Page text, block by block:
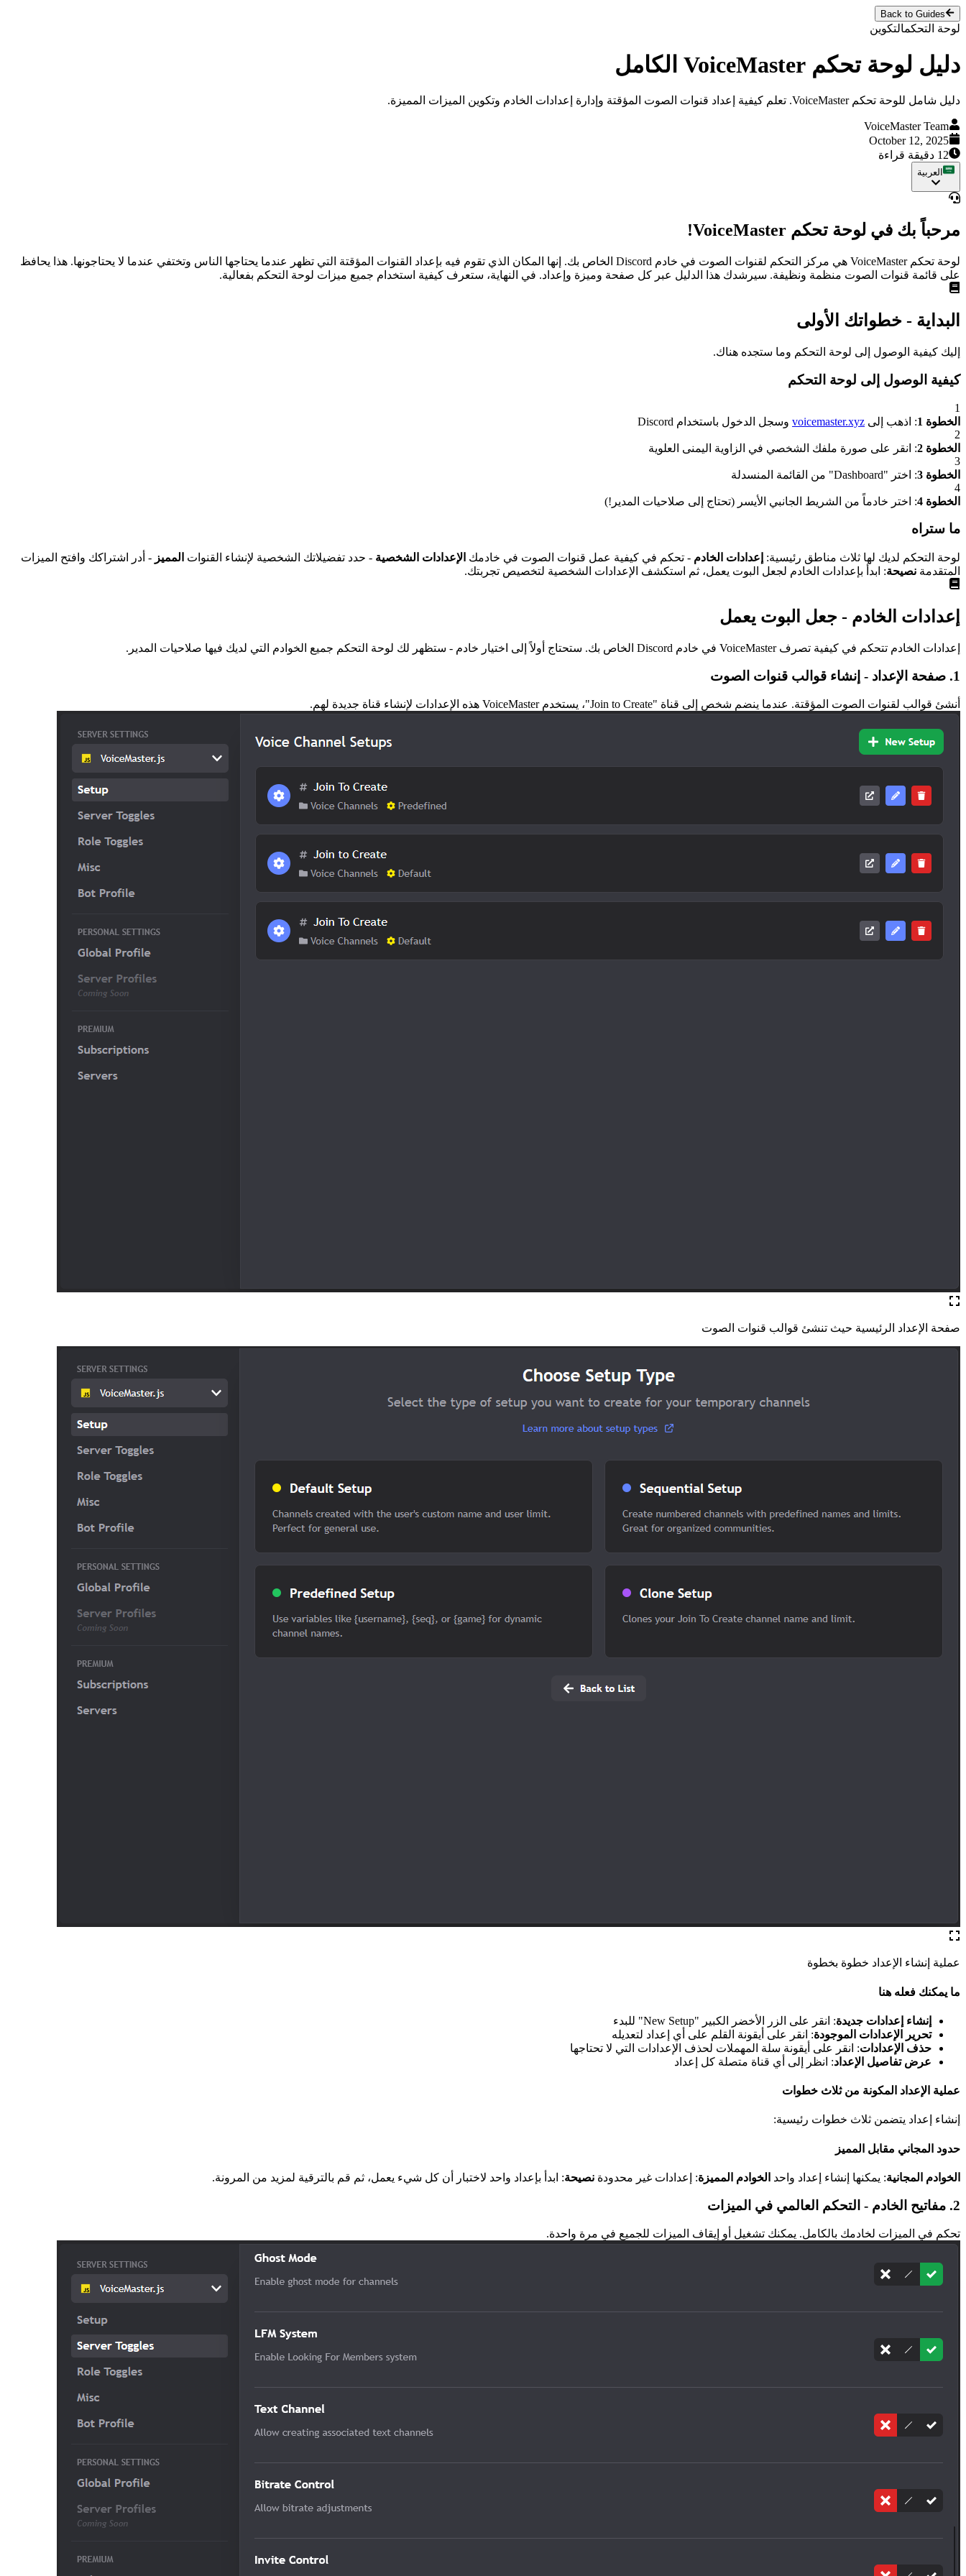
Back to Guides
لوحة التحكمالتكوين
دليل لوحة تحكم VoiceMaster الكامل
دليل شامل للوحة تحكم VoiceMaster. تعلم كيفية إعداد قنوات الصوت المؤقتة وإدارة إعدادات الخادم وتكوين الميزات المميزة.
VoiceMaster Team
October 12, 2025
12 دقيقة قراءة
العربية
مرحباً بك في لوحة تحكم VoiceMaster!
لوحة تحكم VoiceMaster هي مركز التحكم لقنوات الصوت في خادم Discord الخاص بك. إنها المكان الذي تقوم فيه بإعداد القنوات المؤقتة التي تظهر عندما يحتاجها الناس وتختفي عندما لا يحتاجونها. هذا يحافظ
على قائمة قنوات الصوت منظمة ونظيفة. سيرشدك هذا الدليل عبر كل صفحة وميزة وإعداد. في النهاية، ستعرف كيفية استخدام جميع ميزات لوحة التحكم بفعالية.
البداية - خطواتك الأولى
إليك كيفية الوصول إلى لوحة التحكم وما ستجده هناك.
كيفية الوصول إلى لوحة التحكم
1
الخطوة 1
: اذهب إلى voicemaster.xyz وسجل الدخول باستخدام Discord
2
الخطوة 2
: انقر على صورة ملفك الشخصي في الزاوية اليمنى العلوية
3
الخطوة 3
: اختر "Dashboard" من القائمة المنسدلة
4
الخطوة 4
: اختر خادماً من الشريط الجانبي الأيسر (تحتاج إلى صلاحيات المدير!)
ما ستراه
لوحة التحكم لديك لها ثلاث مناطق رئيسية: إعدادات الخادم - تحكم في كيفية عمل قنوات الصوت في خادمك الإعدادات الشخصية - حدد تفضيلاتك الشخصية لإنشاء القنوات المميز - أدر اشتراكك وافتح الميزات
المتقدمة نصيحة: ابدأ بإعدادات الخادم لجعل البوت يعمل، ثم استكشف الإعدادات الشخصية لتخصيص تجربتك.
إعدادات الخادم - جعل البوت يعمل
إعدادات الخادم تتحكم في كيفية تصرف VoiceMaster في خادم Discord الخاص بك. ستحتاج أولاً إلى اختيار خادم - ستظهر لك لوحة التحكم جميع الخوادم التي لديك فيها صلاحيات المدير.
1. صفحة الإعداد - إنشاء قوالب قنوات الصوت
أنشئ قوالب لقنوات الصوت المؤقتة. عندما ينضم شخص إلى قناة "Join to Create"، يستخدم VoiceMaster هذه الإعدادات لإنشاء قناة جديدة لهم.
صفحة الإعداد الرئيسية حيث تنشئ قوالب قنوات الصوت
عملية إنشاء الإعداد خطوة بخطوة
ما يمكنك فعله هنا
إنشاء إعدادات جديدة: انقر على الزر الأخضر الكبير "New Setup" للبدء
تحرير الإعدادات الموجودة: انقر على أيقونة القلم على أي إعداد لتعديله
حذف الإعدادات: انقر على أيقونة سلة المهملات لحذف الإعدادات التي لا تحتاجها
عرض تفاصيل الإعداد: انظر إلى أي قناة متصلة كل إعداد
عملية الإعداد المكونة من ثلاث خطوات
إنشاء إعداد يتضمن ثلاث خطوات رئيسية:
حدود المجاني مقابل المميز
الخوادم المجانية: يمكنها إنشاء إعداد واحد الخوادم المميزة: إعدادات غير محدودة نصيحة: ابدأ بإعداد واحد لاختبار أن كل شيء يعمل، ثم قم بالترقية لمزيد من المرونة.
2. مفاتيح الخادم - التحكم العالمي في الميزات
تحكم في الميزات لخادمك بالكامل. يمكنك تشغيل أو إيقاف الميزات للجميع في مرة واحدة.